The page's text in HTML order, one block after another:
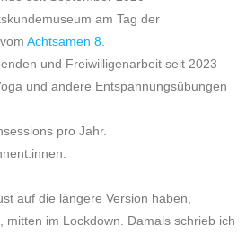
am Tag der
Achtsamen 8.
und Freiwilligenarbeit seit 2023
und andere Entspannungsübungen
pro Jahr.
auf die längere Version haben,
mitten im Lockdown. Damals schrieb ich